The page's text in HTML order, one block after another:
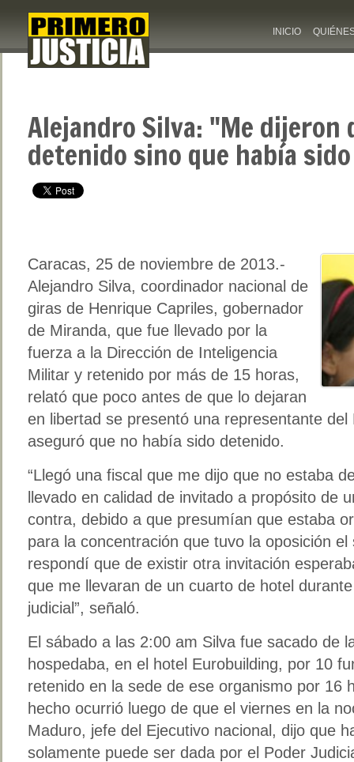
INICIO
Alejandro Silva: "Me dijeron
detenido sino que había
Caracas, 25 de noviembre de 2013.-
Alejandro Silva, coordinador nacional de
giras de Henrique Capriles, gobernador
de Miranda, que fue llevado por la
fuerza a la Dirección de Inteligencia
Militar y retenido por más de 15 horas,
relató que poco antes de que lo dejaran
en libertad se presentó una representante del
aseguró que no había sido detenido.
“Llegó una fiscal que me dijo que no estaba
llevado en calidad de invitado a propósito de
contra, debido a que presumían que estaba
para la concentración que tuvo la oposición
respondí que de existir otra invitación
que me llevaran de un cuarto de hotel
judicial”, señaló.
El sábado a las 2:00 am Silva fue sacado de
hospedaba, en el hotel Eurobuilding, por 10
retenido en la sede de ese organismo por 16
hecho ocurrió luego de que el viernes en la
Maduro, jefe del Ejecutivo nacional, dijo que
solamente puede ser dada por el Poder